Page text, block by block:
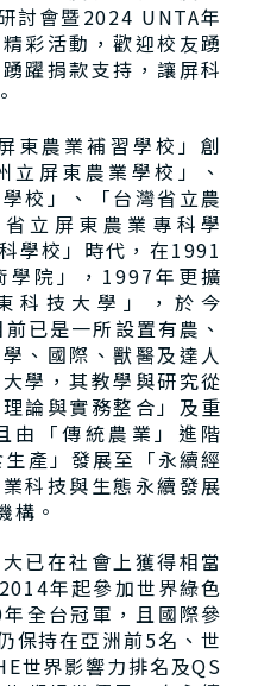
討會暨2024 UNTA年
彩活動，歡迎校友踴
躍捐款支持，讓屏科
東農業補習學校」創
立屏東農業學校」、
校」、「台灣省立農
立屏東農業專科學
學校」時代，在1991
學院」，1997年更擴
科技大學」，於今
已是一所設置有農、
、國際、獸醫及達人
學，其教學與研究從
論與實務整合」及重
由「傳統農業」進階
產」發展至「永續經
科技與生態永續發展
構。
已在社會上獲得相當
年起參加世界綠色
全台冠軍，且國際參
保持在亞洲前5名、世
世界影響力排名及QS